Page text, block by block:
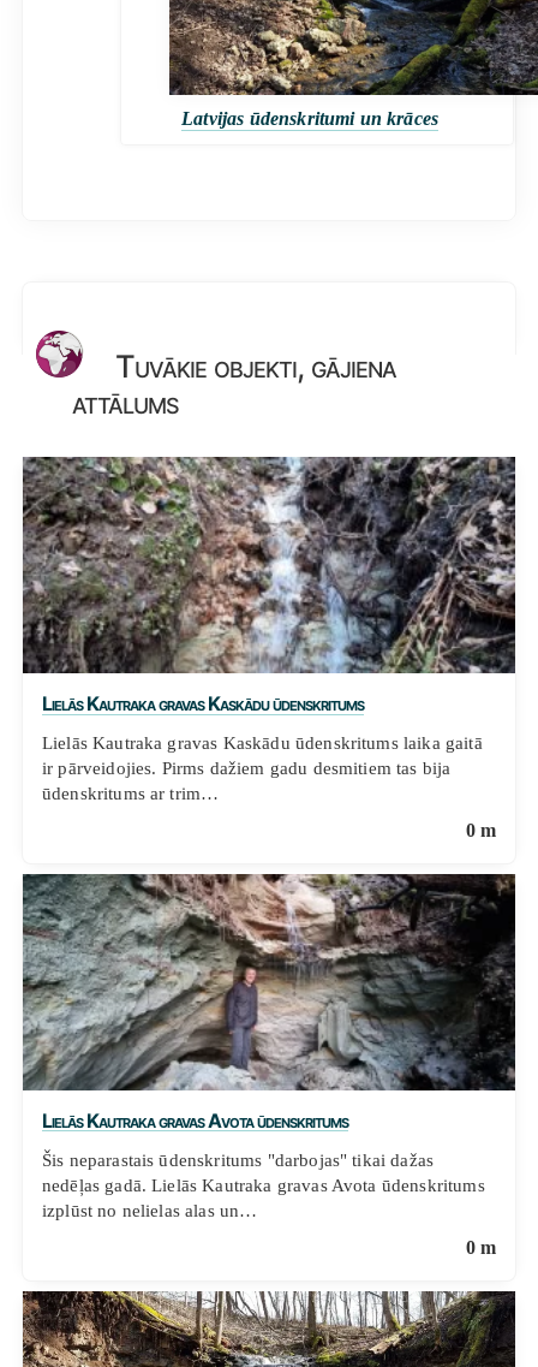
Latvijas ūdenskritumi un krāces
Tuvākie objekti, gājiena
attālums
Lielās Kautraka gravas Kaskādu ūdenskritums
Lielās Kautraka gravas Kaskādu ūdenskritums laika gaitā
ir pārveidojies. Pirms dažiem gadu desmitiem tas bija
ūdenskritums ar trim…
0 m
Lielās Kautraka gravas Avota ūdenskritums
Šis neparastais ūdenskritums "darbojas" tikai dažas
nedēļas gadā. Lielās Kautraka gravas Avota ūdenskritums
izplūst no nelielas alas un…
0 m